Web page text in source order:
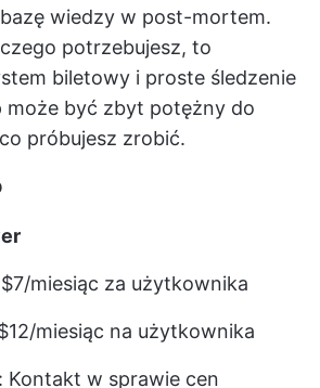
bazę wiedzy w post-mortem.
potrzebujesz, to
biletowy i proste śledzenie
może być zbyt potężny do
próbujesz zrobić.
miesiąc za użytkownika
miesiąc na użytkownika
: Kontakt w sprawie cen